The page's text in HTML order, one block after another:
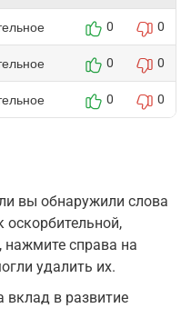
0 0
0 0
0 0
вы обнаружили слова
нажмите справа на
удалить их.
в развитие